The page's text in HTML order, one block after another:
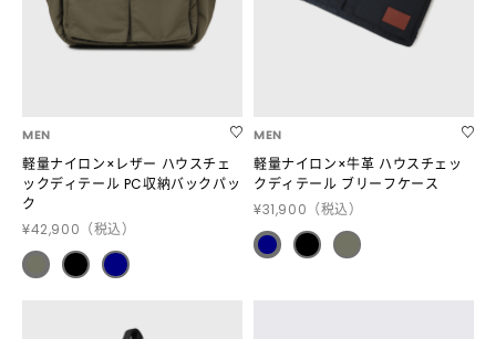
MEN
軽量ナイロン×レザー ハウスチェ
ックディテール PC収納バックパッ
ク
¥42,900 （税込）
MEN
軽量ナイロン×牛革 ハウスチェッ
クディテール ブリーフケース
¥31,900 （税込）